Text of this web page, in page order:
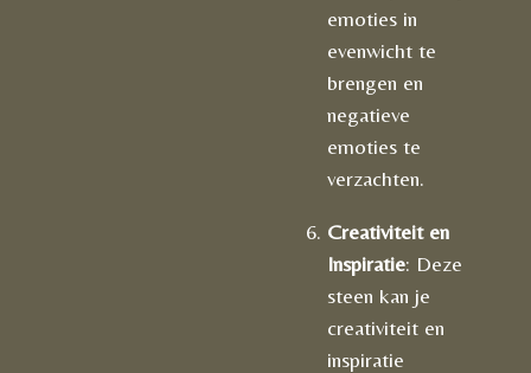
emoties in
evenwicht te
brengen en
negatieve
emoties te
verzachten.
Creativiteit en
Inspiratie: Deze
steen kan je
creativiteit en
inspiratie